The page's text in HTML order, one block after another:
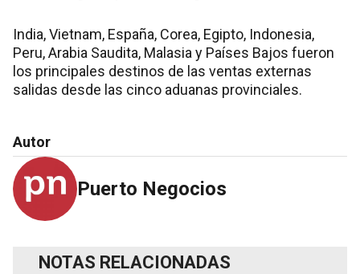
India, Vietnam, España, Corea, Egipto, Indonesia,
Peru, Arabia Saudita, Malasia y Países Bajos fueron
los principales destinos de las ventas externas
salidas desde las cinco aduanas provinciales.
Autor
Puerto Negocios
NOTAS RELACIONADAS